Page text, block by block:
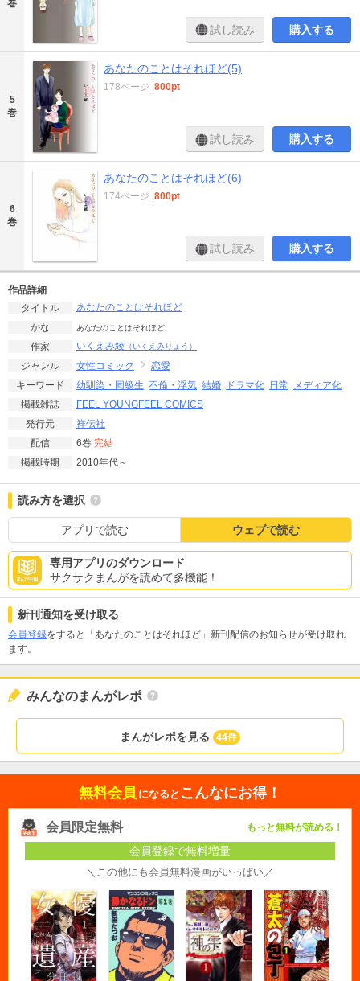
巻
試し読み 購入する
5
巻
あなたのことはそれほど(5)
178ページ 800pt
試し読み 購入する
6
巻
あなたのことはそれほど(6)
174ページ 800pt
試し読み 購入する
作品詳細
タイトル
あなたのことはそれほど
かな
あなたのことはそれほど
作家 いくえみ綾 （いくえみりょう）
ジャンル 女性コミック
恋愛
キーワード
幼馴染・同級生 不倫・浮気 結婚 ドラマ化 日常
メディア化
掲載雑誌
FEEL YOUNGFEEL COMICS
発行元
祥伝社
配信
6巻 完結
掲載時期
2010年代～
読み方を選択
アプリで読む ウェブで読む
専用アプリのダウンロード
サクサクまんがを読めて多機能！
新刊通知を受け取る
会員登録をすると「あなたのことはそれほど」新刊配信のお知らせが受け取れ
ます。
みんなのまんがレポ
まんがレポを見る 44件
無料会員 になると こんなにお得！
会員限定無料 もっと無料が読める！
会員登録で無料増量
＼この他にも会員無料漫画がいっぱい／